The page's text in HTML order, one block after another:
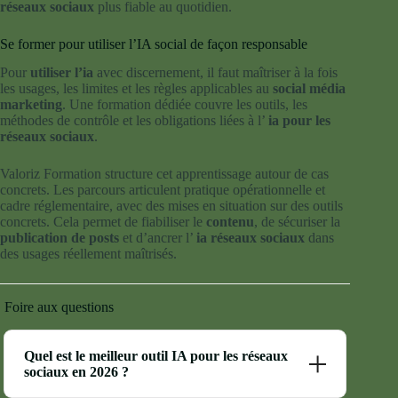
réseaux sociaux plus fiable au quotidien.
Se former pour utiliser l’IA social de façon responsable
Pour utiliser l’ia avec discernement, il faut maîtriser à la fois
les usages, les limites et les règles applicables au social média
marketing. Une formation dédiée couvre les outils, les
méthodes de contrôle et les obligations liées à l’ ia pour les
réseaux sociaux.
Valoriz Formation structure cet apprentissage autour de cas
concrets. Les parcours articulent pratique opérationnelle et
cadre réglementaire, avec des mises en situation sur des outils
concrets. Cela permet de fiabiliser le contenu, de sécuriser la
publication de posts et d’ancrer l’ ia réseaux sociaux dans
des usages réellement maîtrisés.
Foire aux questions
Quel est le meilleur outil IA pour les réseaux
sociaux en 2026 ?